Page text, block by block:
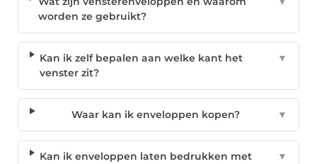
worden ze gebruikt?
Kan ik zelf bepalen aan welke kant het
venster zit?
▼
Waar kan ik enveloppen kopen? ▼
Kan ik enveloppen laten bedrukken met
▼